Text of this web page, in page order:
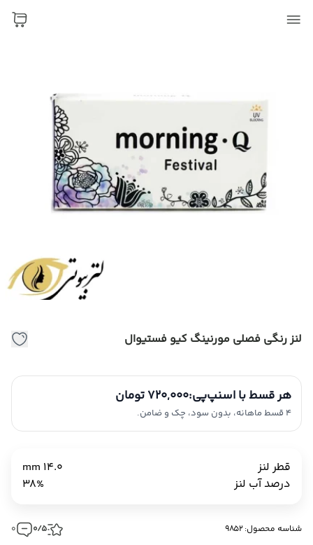
لنز رنگی فصلی مورنینگ کیو فستیوال
هر قسط با اسنپ‌پی:720,000 تومان
4 قسط ماهانه، بدون سود، چک و ضامن.
قطر لنز
14.0 mm
درصد آب لنز
38%
شناسه محصول: 9852 0/5
0